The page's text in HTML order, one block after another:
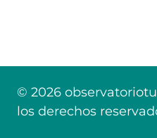
© 2026
los derechos